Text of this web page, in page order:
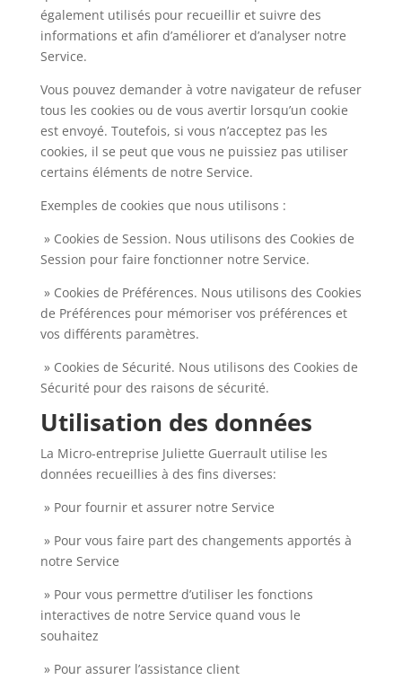
également utilisés pour recueillir et suivre des
informations et afin d’améliorer et d’analyser notre
Service.
Vous pouvez demander à votre navigateur de refuser
tous les cookies ou de vous avertir lorsqu’un cookie
est envoyé. Toutefois, si vous n’acceptez pas les
cookies, il se peut que vous ne puissiez pas utiliser
certains éléments de notre Service.
Exemples de cookies que nous utilisons :
» Cookies de Session. Nous utilisons des Cookies de
Session pour faire fonctionner notre Service.
» Cookies de Préférences. Nous utilisons des Cookies
de Préférences pour mémoriser vos préférences et
vos différents paramètres.
» Cookies de Sécurité. Nous utilisons des Cookies de
Sécurité pour des raisons de sécurité.
Utilisation des données
La Micro-entreprise Juliette Guerrault utilise les
données recueillies à des fins diverses:
» Pour fournir et assurer notre Service
» Pour vous faire part des changements apportés à
notre Service
» Pour vous permettre d’utiliser les fonctions
interactives de notre Service quand vous le
souhaitez
» Pour assurer l’assistance client